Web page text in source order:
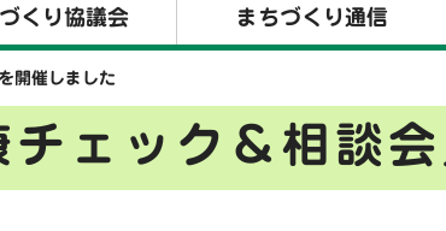
くり協議会 まちづくり通信
開催しました
ェック＆相談